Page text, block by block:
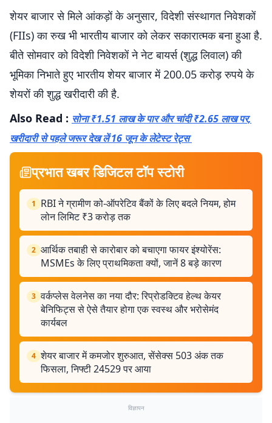
शेयर बाजार से मिले आंकड़ों के अनुसार, विदेशी संस्थागत निवेशकों
(FIIs) का रुख भी भारतीय बाजार को लेकर सकारात्मक बना हुआ है.
बीते सोमवार को विदेशी निवेशकों ने नेट बायर्स (शुद्ध लिवाल) की
भूमिका निभाते हुए भारतीय शेयर बाजार में 200.05 करोड़ रुपये के
शेयरों की शुद्ध खरीदारी की है.
Also Read : सोना ₹1.51 लाख के पार और चांदी ₹2.65 लाख पर,
खरीदारी से पहले जरूर देख लें 16 जून के लेटेस्ट रेट्स
प्रभात खबर डिजिटल टॉप स्टोरी
1
RBI ने ग्रामीण को-ऑपरेटिव बैंकों के लिए बदले नियम, होम
लोन लिमिट ₹3 करोड़ तक
2 आर्थिक तबाही से कारोबार को बचाएगा फायर इंश्योरेंस:
MSMEs के लिए प्राथमिकता क्यों, जानें 8 बड़े कारण
3 वर्कप्लेस वेलनेस का नया दौर: रिप्रोडक्टिव हेल्थ केयर
बेनिफिट्स से ऐसे तैयार होगा एक स्वस्थ और भरोसेमंद
कार्यबल
4 शेयर बाजार में कमजोर शुरुआत, सेंसेक्स 503 अंक तक
फिसला, निफ्टी 24529 पर आया
विज्ञापन